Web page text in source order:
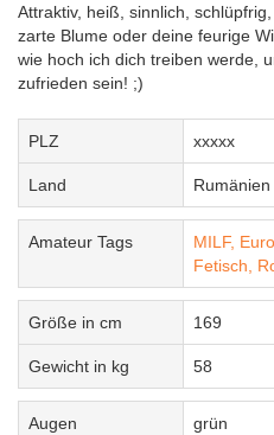
Attraktiv, heiß, sinnlich,
zarte Blume oder deine feurige
wie hoch ich dich treiben werde,
zufrieden sein! ;)
PLZ xxxxx
Land Rumänien
Amateur Tags MILF,
Fetisch,
Größe in cm 169
Gewicht in kg 58
Augen grün